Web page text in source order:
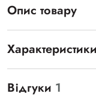
Опис товару
Характеристики
Відгуки 1